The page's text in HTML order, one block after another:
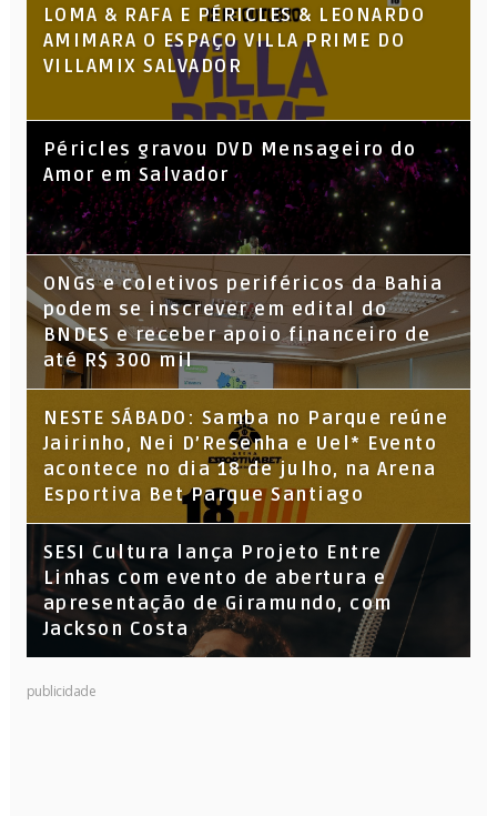
LOMA & RAFA E PÉRICLES & LEONARDO
AMIMARA O ESPAÇO VILLA PRIME DO
VILLAMIX SALVADOR
Péricles gravou DVD Mensageiro do
Amor em Salvador
ONGs e coletivos periféricos da Bahia
podem se inscrever em edital do
BNDES e receber apoio financeiro de
até R$ 300 mil
NESTE SÁBADO: Samba no Parque reúne
Jairinho, Nei D’Resenha e Uel* Evento
acontece no dia 18 de julho, na Arena
Esportiva Bet Parque Santiago
SESI Cultura lança Projeto Entre
Linhas com evento de abertura e
apresentação de Giramundo, com
Jackson Costa
publicidade